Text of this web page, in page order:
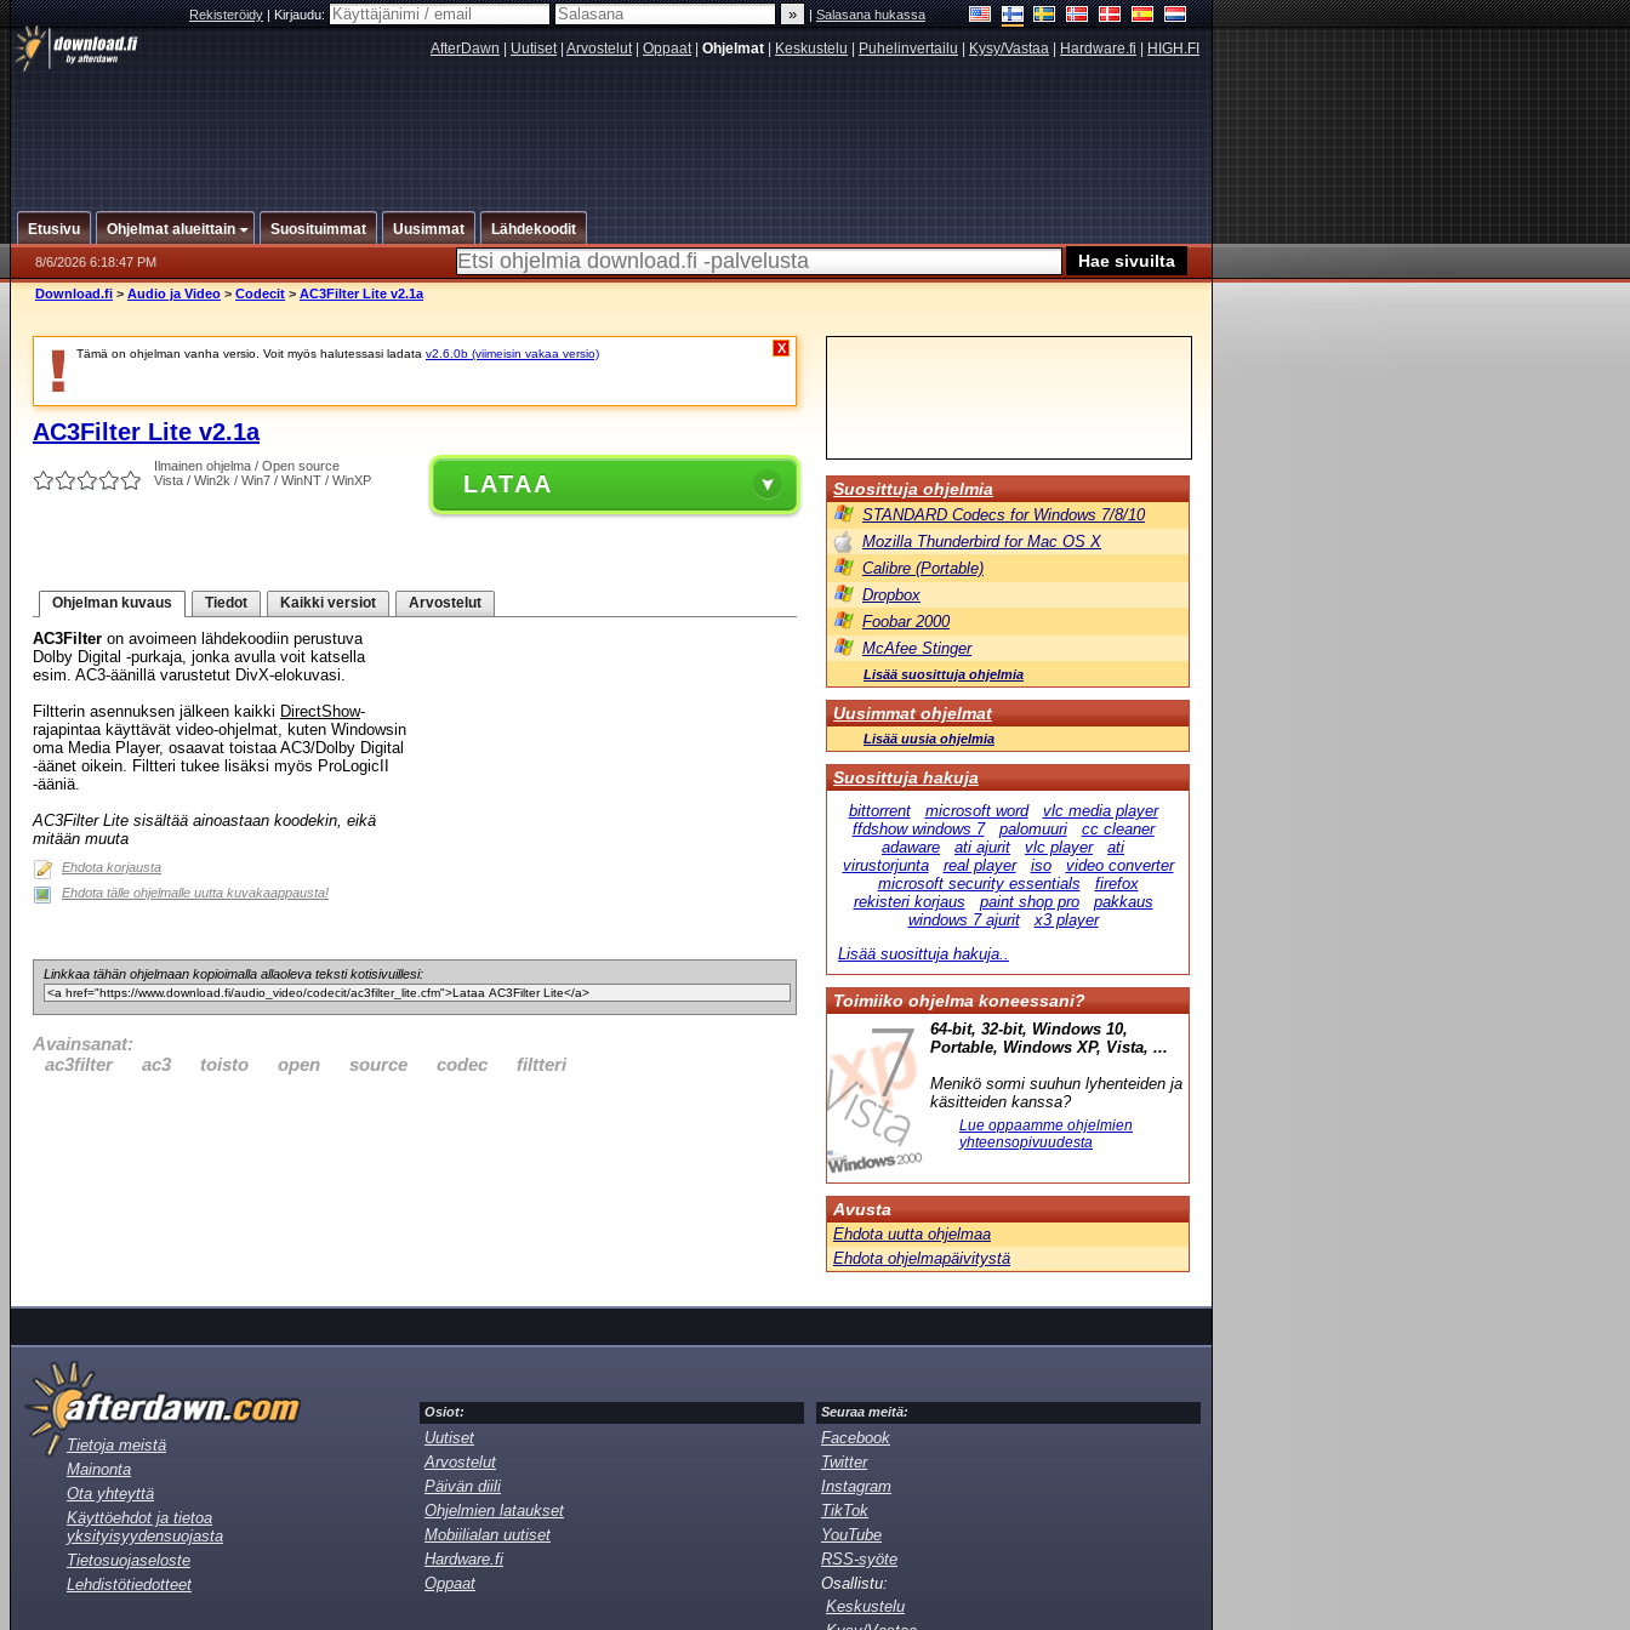
Rekisteröidy|Kirjaudu: |Salasana hukassa
AfterDawn Uutiset| Arvostelut| Oppaat| Ohjelmat Keskustelu Puhelinvertailu Kysy/Vastaa Hardware.fi HIGH.FI
Etusivu Ohjelmat alueittain Suosituimmat Uusimmat Lähdekoodit
8/6/2026 6:18:47 PM
Download.fi > Audio ja Video > Codecit > AC3Filter Lite v2.1a
Tämä on ohjelman vanha versio. Voit myös halutessasi ladata v2.6.0b (viimeisin vakaa versio) X
AC3Filter Lite v2.1a
Ilmainen ohjelma / Open source
Vista / Win2k / Win7 / WinNT / WinXP
LATAA
Ohjelman kuvaus Tiedot Kaikki versiot Arvostelut
AC3Filter on avoimeen lähdekoodiin perustuva
Dolby Digital -purkaja, jonka avulla voit katsella
esim. AC3-äänillä varustetut DivX-elokuvasi.
Filtterin asennuksen jälkeen kaikki DirectShow-
rajapintaa käyttävät video-ohjelmat, kuten Windowsin
oma Media Player, osaavat toistaa AC3/Dolby Digital
-äänet oikein. Filtteri tukee lisäksi myös ProLogicII
-ääniä.
AC3Filter Lite sisältää ainoastaan koodekin, eikä
mitään muuta
Ehdota korjausta
Ehdota tälle ohjelmalle uutta kuvakaappausta!
Linkkaa tähän ohjelmaan kopioimalla allaoleva teksti kotisivuillesi:
Avainsanat:
ac3filter
ac3 toisto open source codec filtteri
Suosittuja ohjelmia
STANDARD Codecs for Windows 7/8/10
Mozilla Thunderbird for Mac OS X
Calibre (Portable)
Dropbox
Foobar 2000
McAfee Stinger
Lisää suosittuja ohjelmia
Uusimmat ohjelmat
Lisää uusia ohjelmia
Suosittuja hakuja
bittorrent microsoft word
vlc media player
ffdshow windows 7
palomuuri
cc cleaner
adaware
ati ajurit vlc player
ati
virustorjunta
real player iso
video converter
microsoft security essentials
firefox
rekisteri korjaus
paint shop pro
pakkaus
windows 7 ajurit
x3 player
Lisää suosittuja hakuja..
Toimiiko ohjelma koneessani?
64-bit, 32-bit, Windows 10,
Portable, Windows XP, Vista, ...
Menikö sormi suuhun lyhenteiden ja
käsitteiden kanssa?
Lue oppaamme ohjelmien
yhteensopivuudesta
Avusta
Ehdota uutta ohjelmaa
Ehdota ohjelmapäivitystä
Tietoja meistä
Mainonta
Ota yhteyttä
Käyttöehdot ja tietoa
yksityisyydensuojasta
Tietosuojaseloste
Lehdistötiedotteet
Osiot:
Uutiset
Arvostelut
Päivän diili
Ohjelmien lataukset
Mobiilialan uutiset
Hardware.fi
Oppaat
Seuraa meitä:
Facebook
Twitter
Instagram
TikTok
YouTube
RSS-syöte
Osallistu:
Keskustelu